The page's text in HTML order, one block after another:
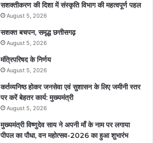
सशक्तीकरण की दिशा में संस्कृति विभाग की महत्वपूर्ण पहल
August 5, 2026
सशक्त बचपन, समृद्ध छत्तीसगढ़
August 5, 2026
मंत्रिपरिषद के निर्णय
August 5, 2026
कर्तव्यनिष्ठ होकर जनसेवा एवं सुशासन के लिए जमीनी स्तर
पर करें बेहतर कार्य: मुख्यमंत्री
August 5, 2026
मुख्यमंत्री विष्णुदेव साय ने अपनी माँ के नाम पर लगाया
पीपल का पौधा, वन महोत्सव-2026 का हुआ शुभारंभ